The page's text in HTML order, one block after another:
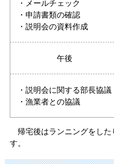
・メールチェック
・申請書類の確認
・説明会の資料作成
午後
・説明会に関する部長協議
・漁業者との協議
帰宅後はランニングをした
す。